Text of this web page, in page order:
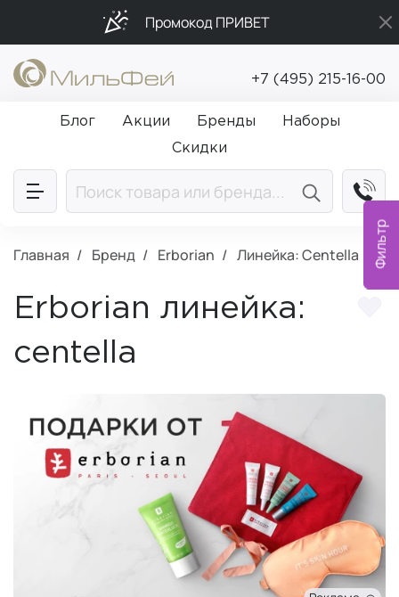
Фильтр
Промокод ПРИВЕТ
Подарки в каждый заказ от 5 000₽
Бесплатная доставка от 5 000₽
+7 (495) 215-16-00
Блог Акции Бренды
Наборы
Скидки
Главная Бренд Erborian Линейка: Centella
Erborian линейка:
centella